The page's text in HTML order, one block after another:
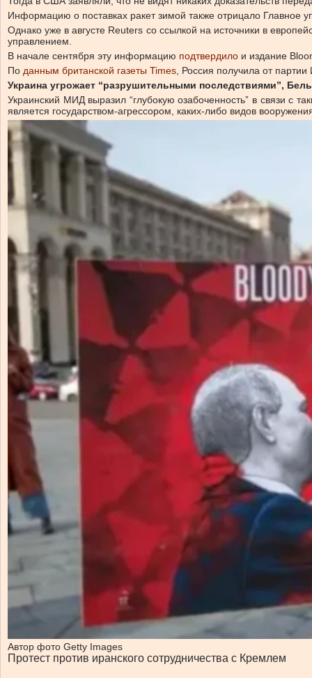
Информацию о поставках ракет зимой также отрицало Главное
Однако уже в августе Reuters со ссылкой на источники в
управлением.
В начале сентября эту информацию подтвердило и издание
По данным британской газеты Times , Россия получила от
Украина угрожает “разрушительными последствиями”,
Украинский МИД выразил “глубокую озабоченность” в связи с
является государством-агрессором, каких-либо видов
Автор фото Getty Images
Протест против иранского сотрудничества с Кремлем